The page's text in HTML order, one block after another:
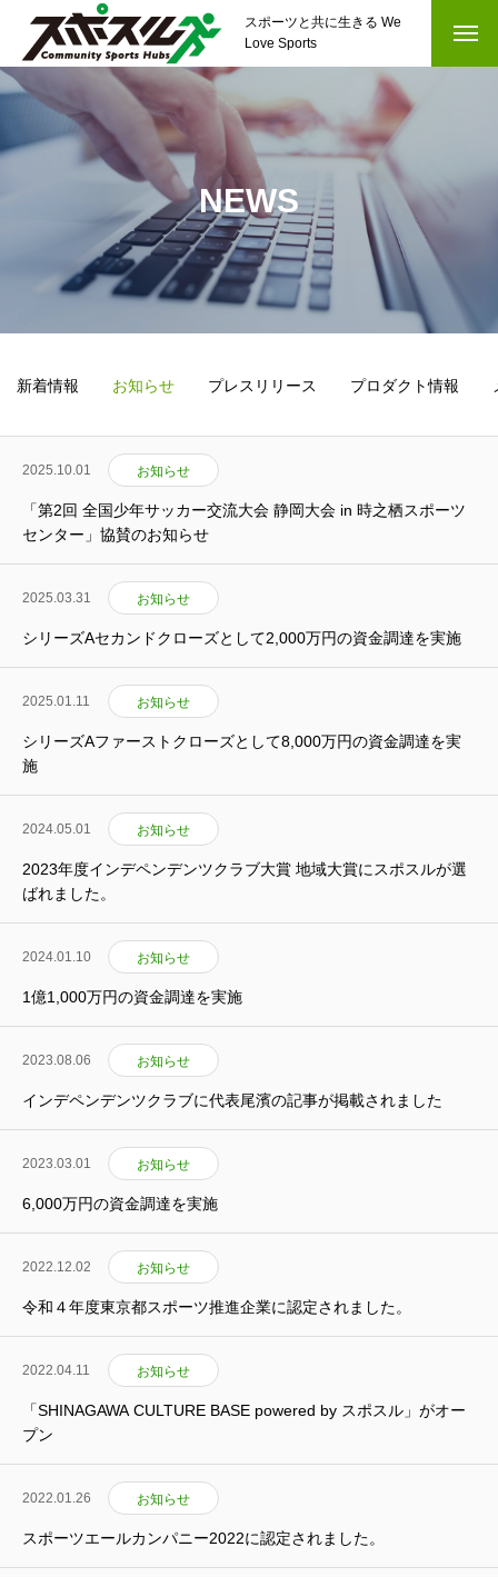
スポーツと共に生きる We
Love Sports
NEWS
新着情報 お知らせ プレスリリース プロダクト情報
2025.10.01 お知らせ
「第2回 全国少年サッカー交流大会 静岡大会 in 時之栖スポーツ
センター」協賛のお知らせ
2025.03.31 お知らせ
シリーズAセカンドクローズとして2,000万円の資金調達を実施
2025.01.11 お知らせ
シリーズAファーストクローズとして8,000万円の資金調達を実
施
2024.05.01 お知らせ
2023年度インデペンデンツクラブ大賞 地域大賞にスポスルが選
ばれました。
2024.01.10 お知らせ
1億1,000万円の資金調達を実施
2023.08.06 お知らせ
インデペンデンツクラブに代表尾濱の記事が掲載されました
2023.03.01 お知らせ
6,000万円の資金調達を実施
2022.12.02 お知らせ
令和４年度東京都スポーツ推進企業に認定されました。
2022.04.11 お知らせ
「SHINAGAWA CULTURE BASE powered by スポスル」がオー
プン
2022.01.26 お知らせ
スポーツエールカンパニー2022に認定されました。